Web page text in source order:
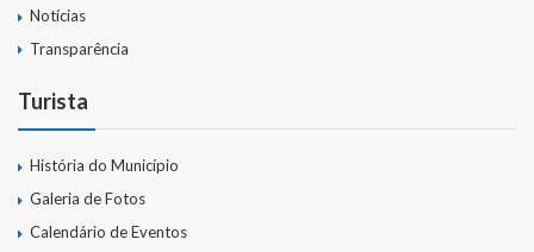
Notícias
Transparência
Turista
História do Município
Galeria de Fotos
Calendário de Eventos